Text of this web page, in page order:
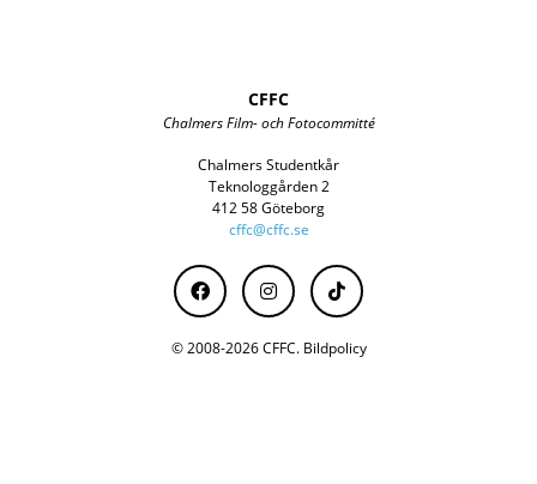
CFFC
Chalmers Film- och Fotocommitté
Chalmers Studentkår
Teknologgården 2
412 58 Göteborg
cffc@cffc.se
© 2008-2026 CFFC. Bildpolicy